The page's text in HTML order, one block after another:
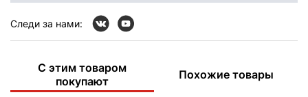
Следи за нами:
С этим товаром
покупают
Похожие товары